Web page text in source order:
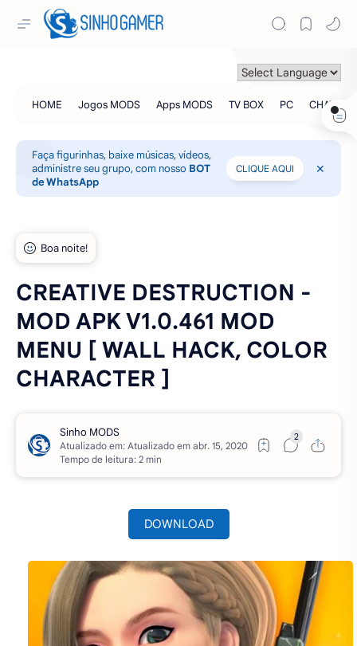
Faça figurinhas, baixe músicas, vídeos,
administre seu grupo, com nosso BOT
de WhatsApp
CLIQUE AQUI
CREATIVE DESTRUCTION -
MOD APK V1.0.461 MOD
MENU [ WALL HACK, COLOR
CHARACTER ]
Atualizado em:
Tempo de leitura: 2 min
DOWNLOAD